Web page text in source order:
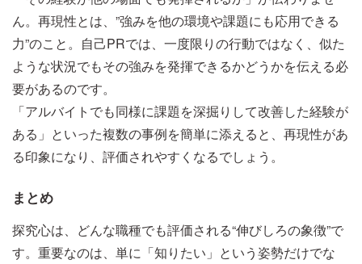
ん。再現性とは、”強みを他の環境や課題にも応用できる
力”のこと。自己PRでは、一度限りの行動ではなく、似た
ような状況でもその強みを発揮できるかどうかを伝える必
要があるのです。
「アルバイトでも同様に課題を深掘りして改善した経験が
ある」といった複数の事例を簡単に添えると、再現性があ
る印象になり、評価されやすくなるでしょう。
まとめ
探究心は、どんな職種でも評価される“伸びしろの象徴”で
す。重要なのは、単に「知りたい」という姿勢だけでな